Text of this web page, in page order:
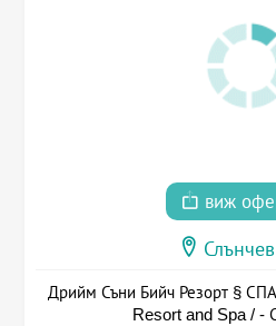
виж
Дрийм Съни Бийч Резорт §
Resort and Spa / -